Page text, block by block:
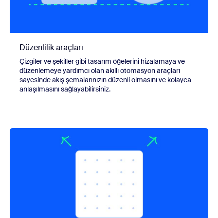
Düzenlilik araçları
Çizgiler ve şekiller gibi tasarım öğelerini hizalamaya ve
düzenlemeye yardımcı olan akıllı otomasyon araçları
sayesinde akış şemalarınızın düzenli olmasını ve kolayca
anlaşılmasını sağlayabilirsiniz.